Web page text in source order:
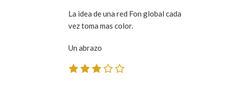
La idea de una red Fon global cada
vez toma mas color.
Un abrazo